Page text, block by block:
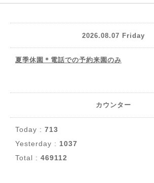
2026.08.07 Friday
夏季休園＊電話での予約来園のみ
カウンター
Today : 713
Yesterday : 1037
Total : 469112